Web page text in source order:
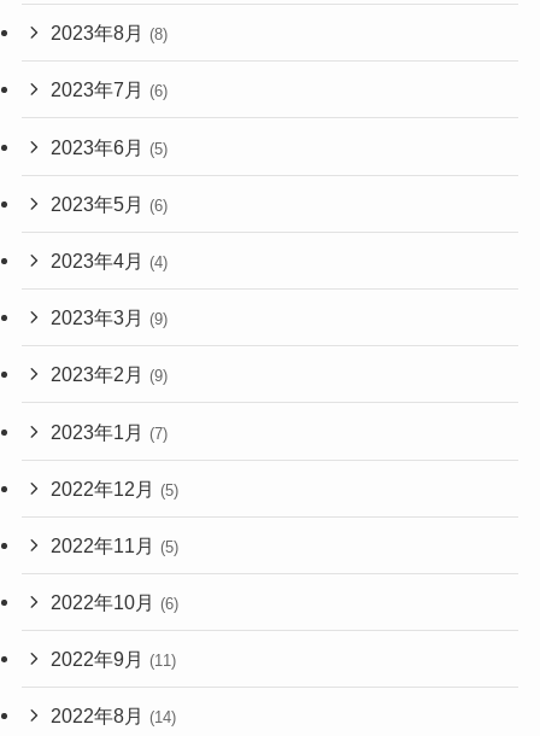
2023年8月 (8)
2023年7月 (6)
2023年6月 (5)
2023年5月 (6)
2023年4月 (4)
2023年3月 (9)
2023年2月 (9)
2023年1月 (7)
2022年12月 (5)
2022年11月 (5)
2022年10月 (6)
2022年9月 (11)
2022年8月 (14)